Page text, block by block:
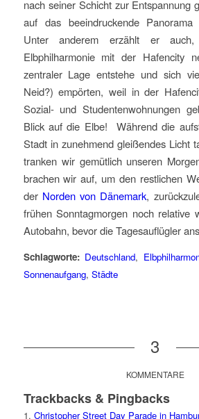
nach seiner Schicht zur Entspannung
auf das beeindruckende Panorama
Unter anderem erzählt er
Elbphilharmonie mit der Hafencity
zentraler Lage entstehe und sich
Neid?) empörten, weil in der
Sozial- und Studentenwohnungen
Blick auf die Elbe! Während die
Stadt in zunehmend gleißendes Licht
tranken wir gemütlich unseren
brachen wir auf, um den restlichen
der Norden von Dänemark,
frühen Sonntagmorgen noch relative
Autobahn, bevor die Tagesauflügler
Schlagworte: Deutschland,
Sonnenaufgang, Städte
3
KOMMENTARE
Trackbacks & Pingbacks
Christopher Street Day Parade in